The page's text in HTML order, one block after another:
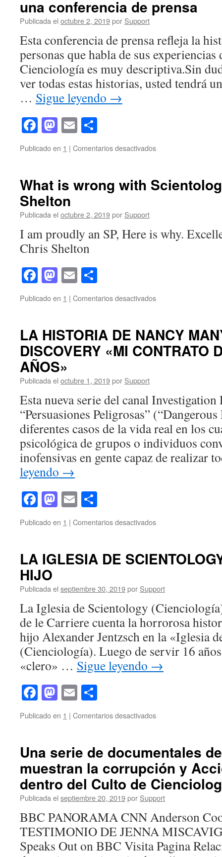
WHEN
EVERYBODY
una conferencia de prensa
Publicada el octubre 2, 2019por Support
Esta conferencia de prensa refleja la
personas que habla de sus
Cienciología es muy descriptiva.Sin
ver todas estas historias, usted tendrá
… Sigue leyendo →
Facebook
Mastodon
Email
Publicado en 1 | Comentarios desactivadosen
miembros
conferencia
What is wrong with
Shelton
Publicada el octubre 2, 2019por Support
I am proudly an SP, Here is why.
Chris Shelton
Facebook
Mastodon
Email
Publicado en 1 | Comentarios desactivadosen
wrong
with
Scientology?
By
LA HISTORIA DE NANCY
DISCOVERY «MI CONTRATO
AÑOS»
Publicada el octubre 1, 2019por Support
Esta nueva serie del canal Investigation
“Persuasiones Peligrosas”
diferentes casos de la vida real en los
psicológica de grupos o individuos
inofensivas en gente capaz de realizar
leyendo →
Facebook
Mastodon
Email
Publicado en 1 | Comentarios desactivadosen
NANCY
DISCOVERY
CONTRATO
DE
1
BILLON
DE
LA IGLESIA DE
HIJO
Publicada el septiembre 30, 2019por Support
La Iglesia de Scientology
de le Carriere cuenta la horrorosa
hijo Alexander Jentzsch en la «Iglesia
(Cienciología). Luego de servir 16
«clero» … Sigue leyendo →
Facebook
Mastodon
Email
Publicado en 1 | Comentarios desactivadosen
SCIENTOLOGY
MATÓ
A
MI
HIJO
Una serie de documentales
muestran la corrupción y
dentro del Culto de
Publicada el septiembre 20, 2019por Support
BBC PANORAMA CNN Anderson
TESTIMONIO DE JENNA
Speaks Out on BBC Visita Pagina